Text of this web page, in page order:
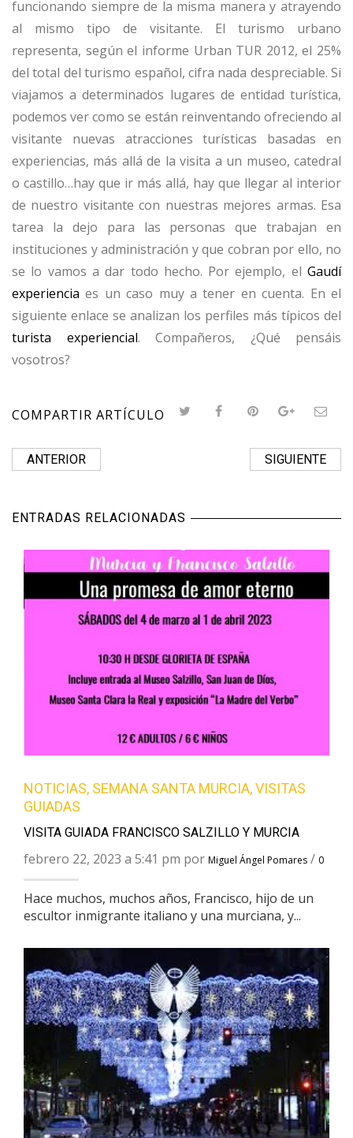
funcionando siempre de la misma manera y atrayendo
al mismo tipo de visitante. El turismo urbano
representa, según el informe Urban TUR 2012, el 25%
del total del turismo español, cifra nada despreciable. Si
viajamos a determinados lugares de entidad turística,
podemos ver como se están reinventando ofreciendo al
visitante nuevas atracciones turísticas basadas en
experiencias, más allá de la visita a un museo, catedral
o castillo…hay que ir más allá, hay que llegar al interior
de nuestro visitante con nuestras mejores armas. Esa
tarea la dejo para las personas que trabajan en
instituciones y administración y que cobran por ello, no
se lo vamos a dar todo hecho. Por ejemplo, el Gaudí
experiencia es un caso muy a tener en cuenta. En el
siguiente enlace se analizan los perfiles más típicos del
turista experiencial. Compañeros, ¿Qué pensáis
vosotros?
COMPARTIR ARTÍCULO
ANTERIOR SIGUIENTE
ENTRADAS RELACIONADAS
NOTICIAS, SEMANA SANTA MURCIA,VISITAS
GUIADAS
VISITA GUIADA FRANCISCO SALZILLO Y MURCIA
febrero 22, 2023 a 5:41 pm por Miguel Ángel Pomares / 0
Hace muchos, muchos años, Francisco, hijo de un
escultor inmigrante italiano y una murciana, y...